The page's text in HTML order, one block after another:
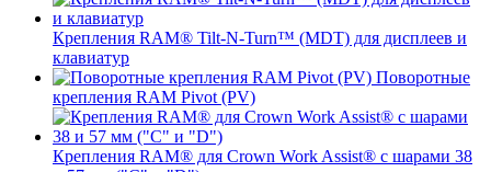
Крепления RAM® Tilt-N-Turn™ (MDT) для дисплеев и
клавиатур
Поворотные
крепления RAM Pivot (PV)
Крепления RAM® для Crown Work Assist® с шарами 38